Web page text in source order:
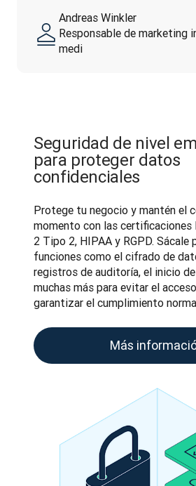
Andreas Winkler
Responsable de marketing
medi
Seguridad de nivel
para proteger datos
confidenciales
Protege tu negocio y mantén el
momento con las certificaciones
2 Tipo 2, HIPAA y RGPD. Sácale
funciones como el cifrado de
registros de auditoría, el inicio
muchas más para evitar el
garantizar el cumplimiento
Más